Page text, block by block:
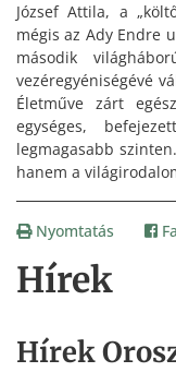
Hírek
Hírek
József Attila, a
mégis az Ady Endre
második
vezéregyéniségévé
Életműve zárt
egységes,
legmagasabb
hanem a
Nyomtatás